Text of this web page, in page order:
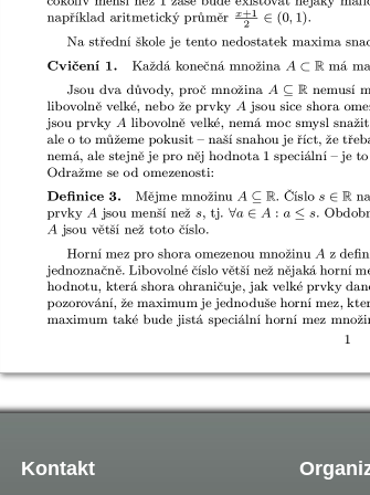
Kontakt